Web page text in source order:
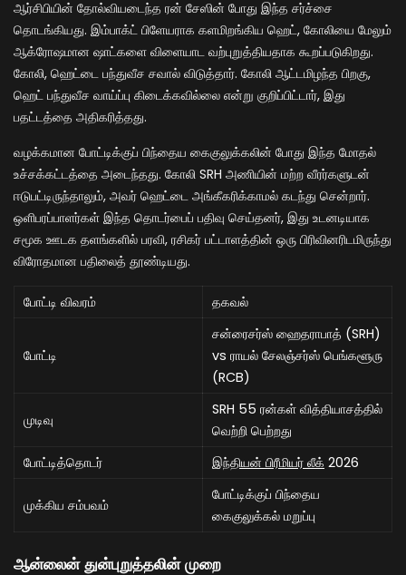
ஆர்சிபியின் தோல்வியடைந்த ரன் சேஸின் போது இந்த சர்ச்சை
தொடங்கியது. இம்பாக்ட் பிளேயராக களமிறங்கிய ஹெட், கோலியை மேலும்
ஆக்ரோஷமான ஷாட்களை விளையாட வற்புறுத்தியதாக கூறப்படுகிறது.
கோலி, ஹெட்டை பந்துவீச சவால் விடுத்தார். கோலி ஆட்டமிழந்த பிறகு,
ஹெட் பந்துவீச வாய்ப்பு கிடைக்கவில்லை என்று குறிப்பிட்டார், இது
பதட்டத்தை அதிகரித்தது.
வழக்கமான போட்டிக்குப் பிந்தைய கைகுலுக்கலின் போது இந்த மோதல்
உச்சக்கட்டத்தை அடைந்தது. கோலி SRH அணியின் மற்ற வீரர்களுடன்
ஈடுபட்டிருந்தாலும், அவர் ஹெட்டை அங்கீகரிக்காமல் கடந்து சென்றார்.
ஒளிபரப்பாளர்கள் இந்த தொடர்பைப் பதிவு செய்தனர், இது உடனடியாக
சமூக ஊடக தளங்களில் பரவி, ரசிகர் பட்டாளத்தின் ஒரு பிரிவினரிடமிருந்து
விரோதமான பதிலைத் தூண்டியது.
போட்டி விவரம் தகவல்
போட்டி
சன்ரைசர்ஸ் ஹைதராபாத் (SRH)
vs ராயல் சேலஞ்சர்ஸ் பெங்களூரு
(RCB)
முடிவு
SRH 55 ரன்கள் வித்தியாசத்தில்
வெற்றி பெற்றது
போட்டித்தொடர்
இந்தியன் பிரீமியர் லீக் 2026
முக்கிய சம்பவம்
போட்டிக்குப் பிந்தைய
கைகுலுக்கல் மறுப்பு
ஆன்லைன் துன்புறுத்தலின் முறை